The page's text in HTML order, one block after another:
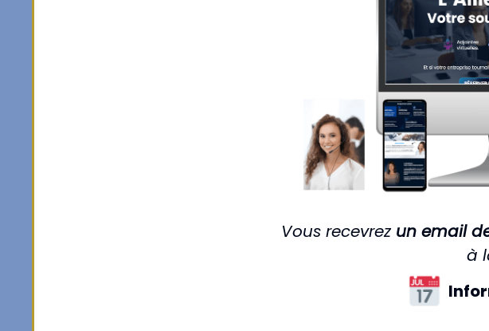
Vous recevrez un email
à